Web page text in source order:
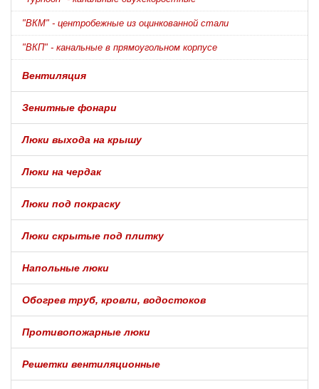
"ВКМ" - центробежные из оцинкованной стали
"ВКП" - канальные в прямоугольном корпусе
Вентиляция
Зенитные фонари
Люки выхода на крышу
Люки на чердак
Люки под покраску
Люки скрытые под плитку
Напольные люки
Обогрев труб, кровли, водостоков
Противопожарные люки
Решетки вентиляционные